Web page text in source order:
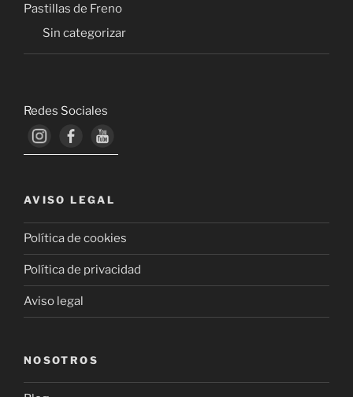
Pastillas de Freno
Sin categorizar
Redes Sociales
AVISO LEGAL
Política de cookies
Política de privacidad
Aviso legal
NOSOTROS